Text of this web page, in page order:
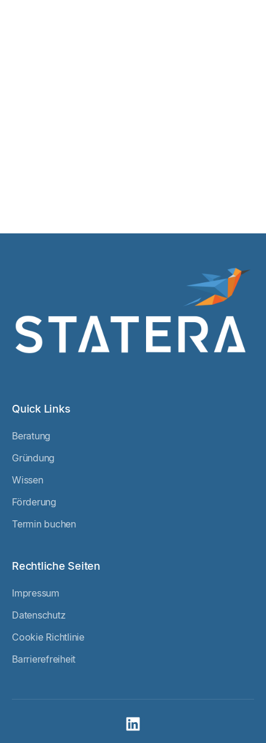
Quick Links
Beratung
Gründung
Wissen
Förderung
Termin buchen
Rechtliche Seiten
Impressum
Datenschutz
Cookie Richtlinie
Barrierefreiheit